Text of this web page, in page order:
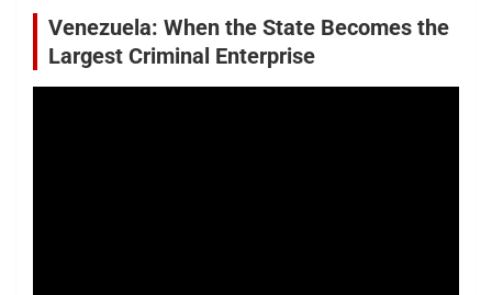
Venezuela: When the State Becomes the
Largest Criminal Enterprise